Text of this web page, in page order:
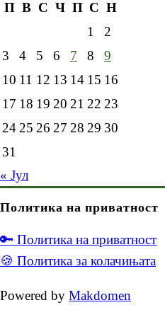
П В С Ч П С Н
1
2
3
4 5 6 7 8
9
10 11 12 13 14 15 16
17 18 19 20 21 22 23
24 25 26 27 28 29 30
31
« Јул
Политика на приватност
🔑 Политика на приватност
🍪 Политика за колачињата
Powered by Makdomen